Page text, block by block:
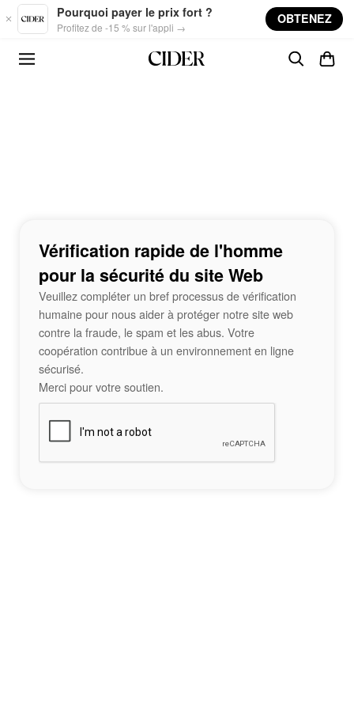
Skip to main content
Pourquoi payer le prix fort ?
Profitez de -15 % sur l'appli →
OBTENEZ
Vérification rapide de l'homme
pour la sécurité du site Web
Veuillez compléter un bref processus de vérification
humaine pour nous aider à protéger notre site web
contre la fraude, le spam et les abus. Votre
coopération contribue à un environnement en ligne
sécurisé.
Merci pour votre soutien.